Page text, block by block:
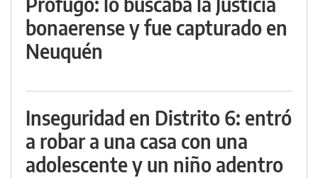
bonaerense y fue capturado en
Neuquén
Inseguridad en Distrito 6: entró
a robar a una casa con una
adolescente y un niño adentro